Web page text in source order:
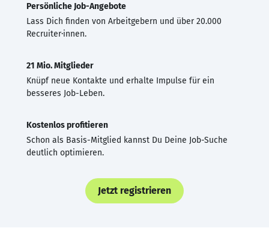
Persönliche Job-Angebote
Lass Dich finden von Arbeitgebern und über 20.000
Recruiter·innen.
21 Mio. Mitglieder
Knüpf neue Kontakte und erhalte Impulse für ein
besseres Job-Leben.
Kostenlos profitieren
Schon als Basis-Mitglied kannst Du Deine Job-Suche
deutlich optimieren.
Jetzt registrieren